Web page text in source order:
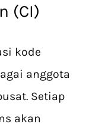
(CI)
kode
anggota
Setiap
akan